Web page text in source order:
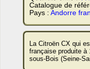
Catalogue de
Pays : Andorre
La Citroën CX qui
française produite à
sous-Bois (Seine-